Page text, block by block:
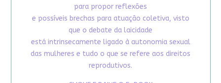
para propor reflexões
e possíveis brechas para atuação coletiva, visto
que o debate da laicidade
está intrinsecamente ligado à autonomia sexual
das mulheres e tudo o que se refere aos direitos
reprodutivos.